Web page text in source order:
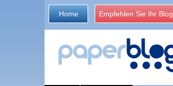
Home Empfehlen Sie Ihr Blog